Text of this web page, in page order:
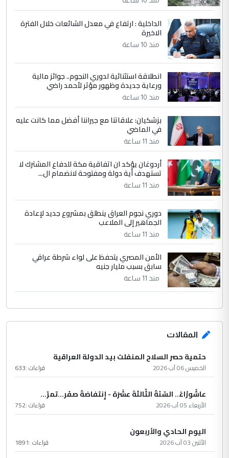
جنسية الرافد الثالث للعراق ومن اصول عريقة
الموضوع :
الجواهري يرد على صدام حسين سل
مضجعيك يابن الزنا (نص كامل)
5 سردار
التعليق : واحد من عصابة علي ماما يسقط
جنسية الرافد الثالث للعراق ومن اصول عريقة
الموضوع :
الجواهري يرد على صدام حسين سل
مضجعيك يابن الزنا (نص كامل)
الداخلية : ارتفاع في معدل الشائعات خلال الفترة
الاخيرة
منذ 10 ساعة
انطلاقة استثنائية لدوري النجوم.. جوائز مالية
ورعاية جديدة وظهور مؤثر لأحمد راضي
منذ 10 ساعة
بزشكيان: علاقاتنا مع جيراننا أفضل مما كانت عليه
في الماضي
منذ 11 ساعة
أردوغان يؤكد ان اتفاقية مكة للدفاع المشترك لا
تستهدف أية دولة ومفتوحة لانضمام ال...
منذ 11 ساعة
دوري نجوم العراق ينطلق بمشروع جديد لإعادة
الجماهير إلى الملاعب
منذ 11 ساعة
الأمن المصري يتحفظ على لواء شرطة عراقي
سابق بسبب مليار جنيه
منذ 11 ساعة
المقالات
حتمية حصر السلاح المنفلت بيد الدولة العراقية
الخميس 06 آب 2026 قراءات :633
عاشُورْاءُ.. السّنَةُ الثّالثةَ عشَرَة - إِنتفاضةُ صفَر…تمرّ...
الأربعاء 05 آب 2026 قراءات :752
اليوم الحادي والأربعون
الأثنين 03 آب 2026 قراءات :1891